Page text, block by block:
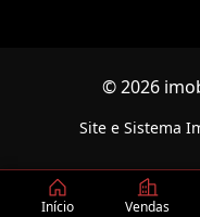
© 2026
Site e Sistema
Início Vendas